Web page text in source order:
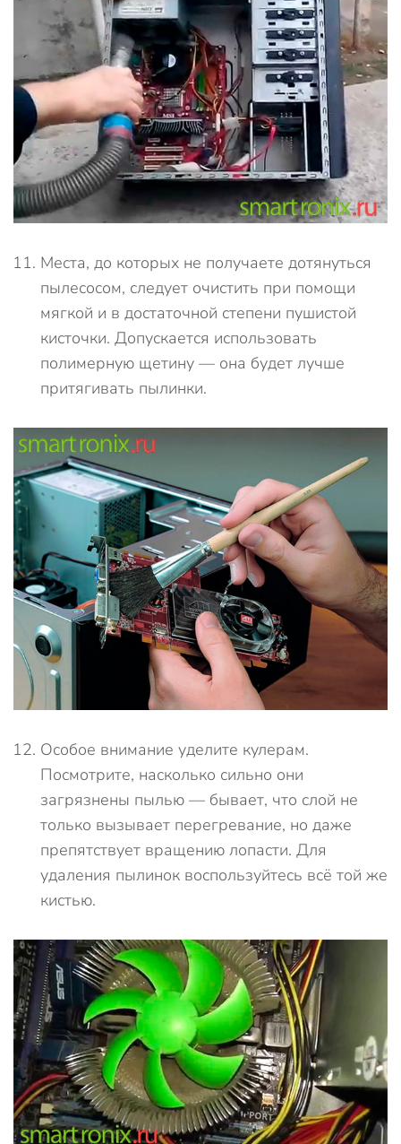
Места, до которых не получаете дотянуться
пылесосом, следует очистить при помощи
мягкой и в достаточной степени пушистой
кисточки. Допускается использовать
полимерную щетину — она будет лучше
притягивать пылинки.
Особое внимание уделите кулерам.
Посмотрите, насколько сильно они
загрязнены пылью — бывает, что слой не
только вызывает перегревание, но даже
препятствует вращению лопасти. Для
удаления пылинок воспользуйтесь всё той же
кистью.